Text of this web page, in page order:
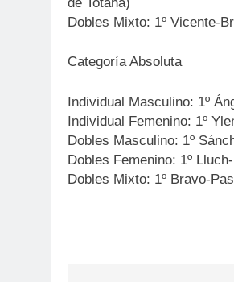
Dobles Mixto: 1º Vicente-
Categoría Absoluta
Individual Masculino: 1º
Individual Femenino: 1º
Dobles Masculino: 1º
Dobles Femenino: 1º
Dobles Mixto: 1º Bravo-